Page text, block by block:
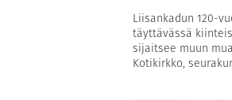
Liisankadun 120-
täyttävässä
sijaitsee muun
Kotikirkko,